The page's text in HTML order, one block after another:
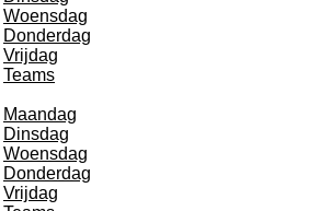
Woensdag
Donderdag
Vrijdag
Teams
Maandag
Dinsdag
Woensdag
Donderdag
Vrijdag